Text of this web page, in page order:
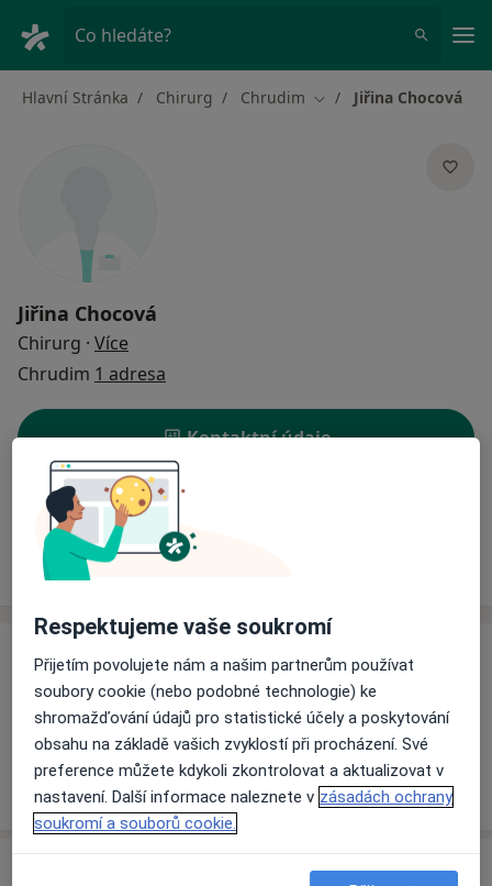
Co hledáte?
Hlavní Stránka Chirurg Chrudim Změna města
Jiřina Chocová
Jiřina Chocová
Chirurg · Více
Chrudim 1 adresa
Kontaktní údaje
Rezervovat termín
Ceník
Ceník
Informace o službách a cenách nejsou k dispozici
Tento specialista ještě nepřidával žádné informace o
svých službách.
Respektujeme vaše soukromí
Přijetím povolujete nám a našim partnerům používat
soubory cookie (nebo podobné technologie) ke
shromažďování údajů pro statistické účely a poskytování
obsahu na základě vašich zvyklostí při procházení. Své
preference můžete kdykoli zkontrolovat a aktualizovat v
nastavení. Další informace naleznete v zásadách ochrany
soukromí a souborů cookie.